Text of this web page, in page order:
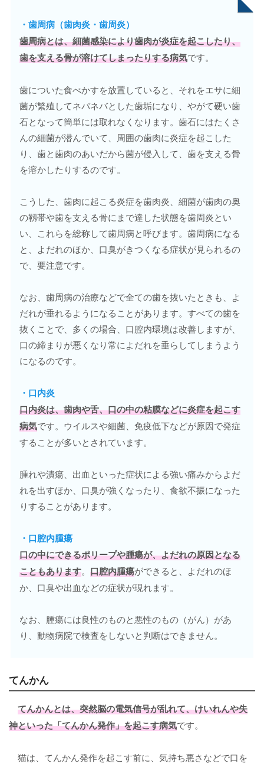
・ 歯周病（歯肉炎・歯周炎）
歯周病とは、細菌感染により歯肉が炎症を起こしたり、
歯を支える骨が溶けてしまったりする病気です。
歯についた食べかすを放置していると、それをエサに細
菌が繁殖してネバネバとした歯垢になり、やがて硬い歯
石となって簡単には取れなくなります。歯石にはたくさ
んの細菌が潜んでいて、周囲の歯肉に炎症を起こした
り、歯と歯肉のあいだから菌が侵入して、歯を支える骨
を溶かしたりするのです。
こうした、歯肉に起こる炎症を歯肉炎、細菌が歯肉の奥
の靱帯や歯を支える骨にまで達した状態を歯周炎とい
い、これらを総称して歯周病と呼びます。歯周病になる
と、よだれのほか、口臭がきつくなる症状が見られるの
で、要注意です。
なお、歯周病の治療などで全ての歯を抜いたときも、よ
だれが垂れるようになることがあります。すべての歯を
抜くことで、多くの場合、口腔内環境は改善しますが、
口の締まりが悪くなり常によだれを垂らしてしまうよう
になるのです。
・ 口内炎
口内炎は、歯肉や舌、口の中の粘膜などに炎症を起こす
病気です。ウイルスや細菌、免疫低下などが原因で発症
することが多いとされています。
腫れや潰瘍、出血といった症状による強い痛みからよだ
れを出すほか、口臭が強くなったり、食欲不振になった
りすることがあります。
・ 口腔内腫瘍
口の中にできるポリープや腫瘍が、よだれの原因となる
こともあります。 口腔内腫瘍ができると、よだれのほ
か、口臭や出血などの症状が現れます。
なお、腫瘍には良性のものと悪性のもの（がん）があ
り、動物病院で検査をしないと判断はできません。
てんかん
てんかんとは、突然脳の電気信号が乱れて、けいれんや失
神といった「てんかん発作」を起こす病気です。
猫は、てんかん発作を起こす前に、気持ち悪さなどで口を